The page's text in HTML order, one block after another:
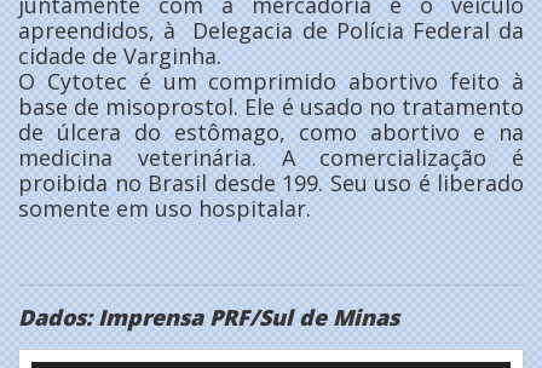
apreendidos, à Delegacia de Polícia Federal da
cidade de Varginha.
O Cytotec é um comprimido abortivo feito à
base de misoprostol. Ele é usado no tratamento
de úlcera do estômago, como abortivo e na
medicina veterinária. A comercialização é
proibida no Brasil desde 199. Seu uso é liberado
somente em uso hospitalar.
Dados: Imprensa PRF/Sul de Minas